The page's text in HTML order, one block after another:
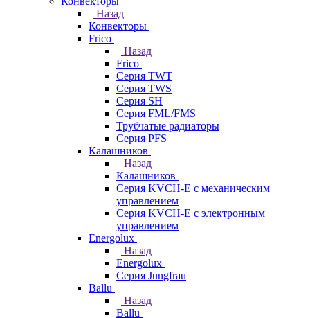
Назад
Конвекторы
Frico
Назад
Frico
Серия TWT
Серия TWS
Серия SH
Серия FML/FMS
Трубчатые радиаторы
Серия PFS
Калашников
Назад
Калашников
Серия KVCH-E с механическим
управлением
Серия KVCH-E с электронным
управлением
Energolux
Назад
Energolux
Серия Jungfrau
Ballu
Назад
Ballu